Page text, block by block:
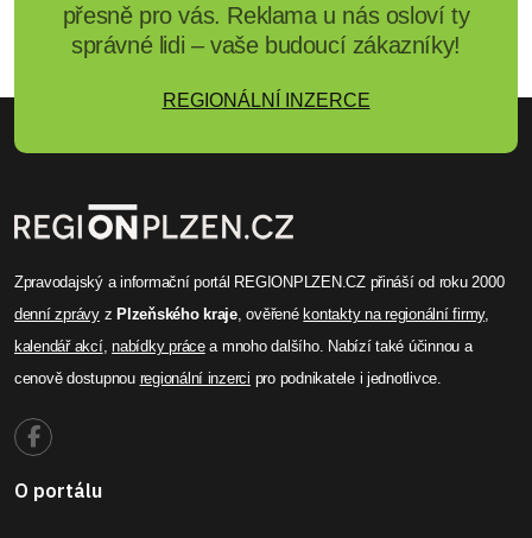
přesně pro vás. Reklama u nás osloví ty
správné lidi – vaše budoucí zákazníky!
REGIONÁLNÍ INZERCE
Zpravodajský a informační portál REGIONPLZEN.CZ přináší od roku 2000
denní zprávyz Plzeňského kraje, ověřené kontakty na regionální firmy,
kalendář akcí,nabídky prácea mnoho dalšího. Nabízí také účinnou a
cenově dostupnou regionální inzerci pro podnikatele i jednotlivce.
O portálu